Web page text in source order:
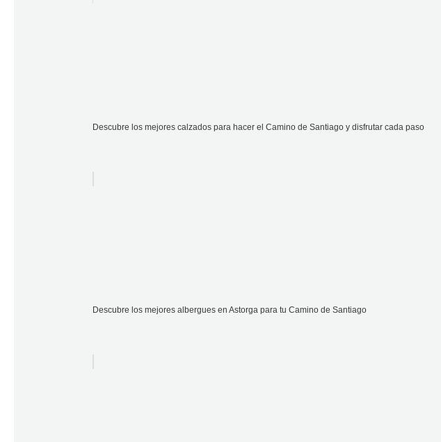
Descubre los mejores calzados para hacer el Camino de Santiago y disfrutar cada paso
Descubre los mejores albergues en Astorga para tu Camino de Santiago